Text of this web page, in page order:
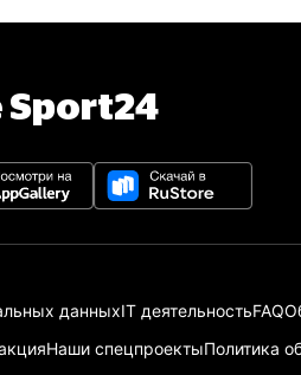
данныхIT деятельностьFAQ
Наши спецпроектыПолитика